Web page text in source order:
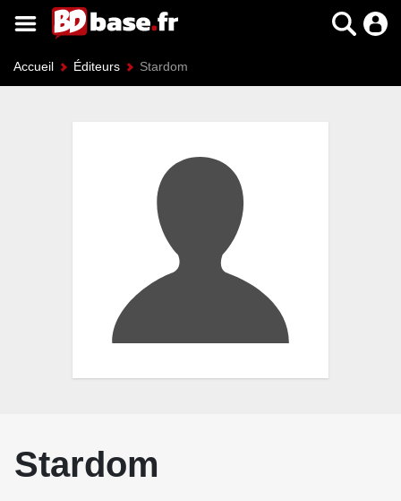
Accueil Éditeurs Stardom
Stardom